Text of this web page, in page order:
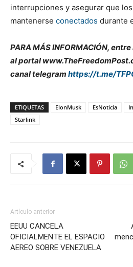
interrupciones y asegurar que
mantenerse conectados durante
PARA MÁS INFORMACIÓN,
al portal
canal telegram https://t.me/
ETIQUETAS ElonMusk EsNoticia
Starlink
Artículo anterior
EEUU CANCELA
OFICIALMENTE EL ESPACIO
AEREO SOBRE VENEZUELA